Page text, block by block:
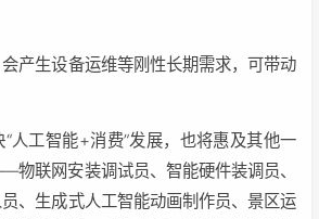
产生设备运维等刚性长期需求，可带动
“人工智能+消费”发展，也将惠及其他一
联网安装调试员、智能硬件装调员、
、生成式人工智能动画制作员、景区运